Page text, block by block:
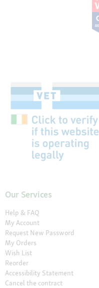
Our Services
Help & FAQ
My Account
Request New Password
My Orders
Wish List
Reorder
Accessibility Statement
Cancel the contract